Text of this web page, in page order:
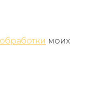
моих